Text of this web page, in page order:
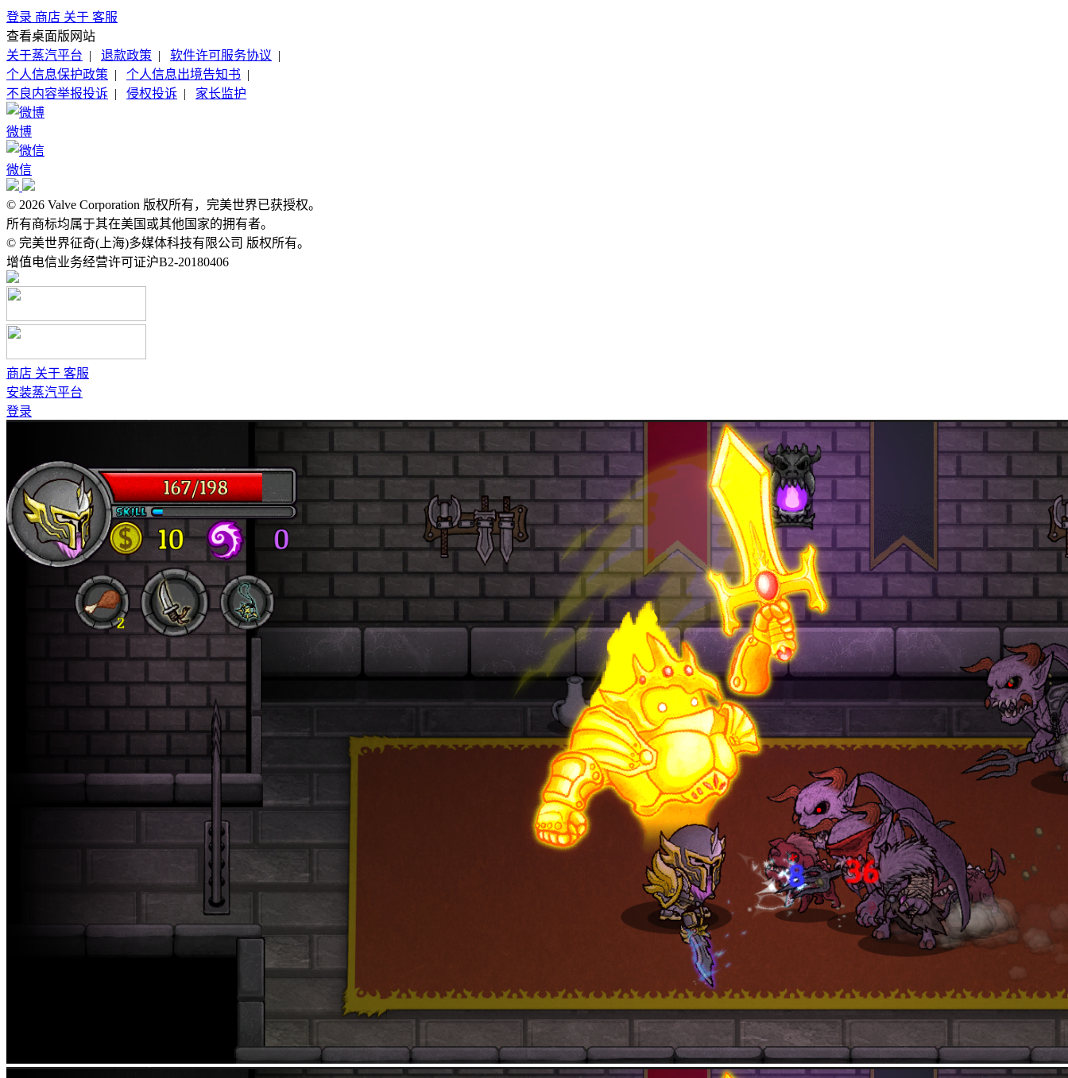
登录 商店 关于 客服
查看桌面版网站
关于蒸汽平台 | 退款政策 | 软件许可服务协议 |
个人信息保护政策 | 个人信息出境告知书 |
不良内容举报投诉 | 侵权投诉 | 家长监护
微博
微信
© 2026 Valve Corporation 版权所有，完美世界已获授权。
所有商标均属于其在美国或其他国家的拥有者。
© 完美世界征奇(上海)多媒体科技有限公司 版权所有。
增值电信业务经营许可证沪B2-20180406
商店 关于 客服
安装蒸汽平台
登录